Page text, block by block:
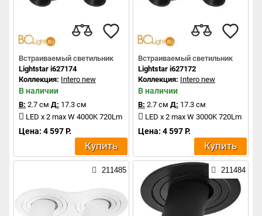
Встраиваемый светильник
Lightstar i627174
Коллекция: Intero new
В наличии
В: 2.7 см Д: 17.3 см
LED x 2 max W 4000K 720Lm
Цена: 4 597 Р.
Купить
Встраиваемый светильник
Lightstar i627172
Коллекция: Intero new
В наличии
В: 2.7 см Д: 17.3 см
LED x 2 max W 3000K 720Lm
Цена: 4 597 Р.
Купить
211485 211484